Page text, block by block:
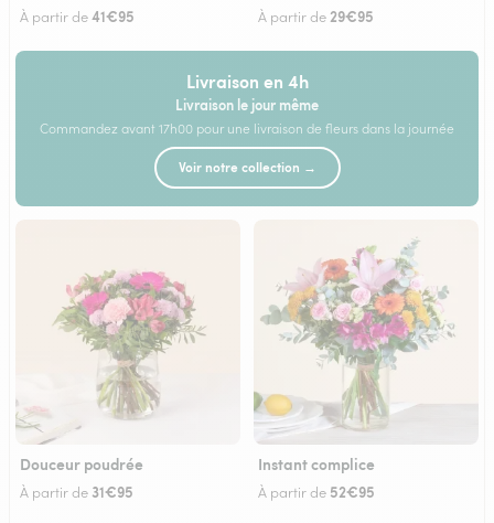
À partir de41€95 À partir de29€95
Livraison en 4h
Livraison le jour même
Commandez avant 17h00 pour une livraison de fleurs dans la journée
Voir notre collection →
Douceur poudrée
À partir de 31€95
Instant complice
À partir de 52€95